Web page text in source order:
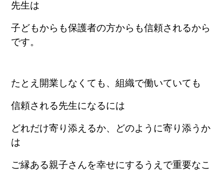
先生は
子どもからも保護者の方からも信頼されるから
です。
たとえ開業しなくても、組織で働いていても
信頼される先生になるには
どれだけ寄り添えるか、どのように寄り添うか
は
ご縁ある親子さんを幸せにするうえで重要なこ